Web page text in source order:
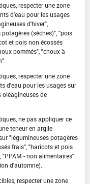
respecter une zone
d'eau pour les usages
d'hiver",
(sèches)", "pois
et pois non écossés
pommés", "choux à
respecter une zone
d'eau pour les usages sur
oléagineuses de
ne pas appliquer ce
teneur en argile
"légumineuses potagères
frais", "haricots et pois
- non alimentaires"
d'automne).
respecter une zone